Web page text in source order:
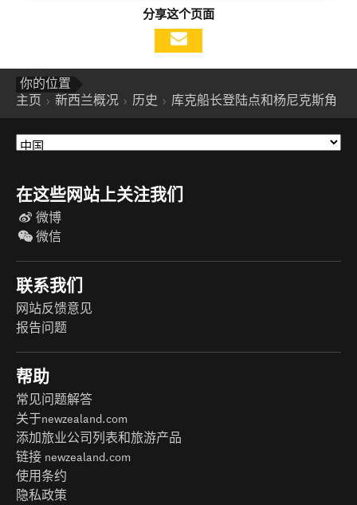
分享这个页面
你的位置
主页
新西兰概况 历史 库克船长登陆点和杨尼克斯角
在这些网站上关注我们
微博
微信
联系我们
网站反馈意见
报告问题
帮助
常见问题解答
关于newzealand.com
添加旅业公司列表和旅游产品
链接 newzealand.com
使用条约
隐私政策